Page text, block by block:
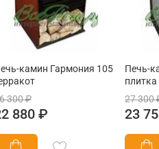
камин Гармония 105
300 ₽
880 ₽
Печь-
плитка
27 300
23